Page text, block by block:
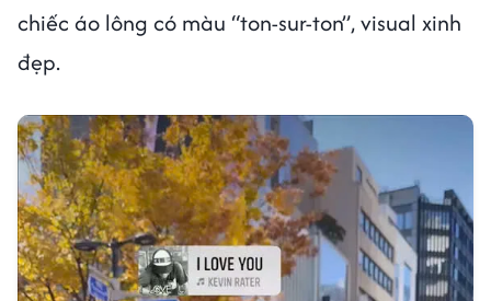
chiếc áo lông có màu “ton-sur-ton”, visual xinh
đẹp.